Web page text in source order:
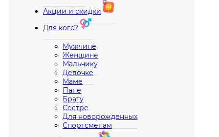
Акции и скидки
Для кого?
Мужчине
Женщине
Мальчику
Девочке
Маме
Папе
Брату
Сестре
Для новорожденных
Спортсменам